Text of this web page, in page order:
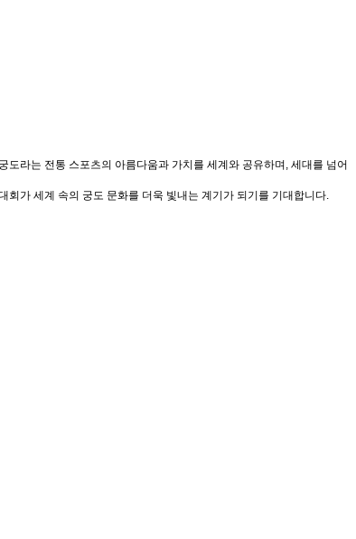
라는 전통 스포츠의 아름다움과 가치를 세계와 공유하며, 세대를 넘어
가 세계 속의 궁도 문화를 더욱 빛내는 계기가 되기를 기대합니다.